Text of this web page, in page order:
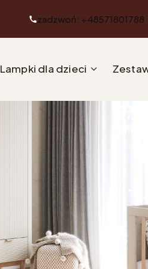
zadzwoń: +48571801788
Lampki dla dzieci